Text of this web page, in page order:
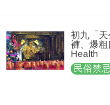
初九「
褲、爆
Health
民俗禁忌